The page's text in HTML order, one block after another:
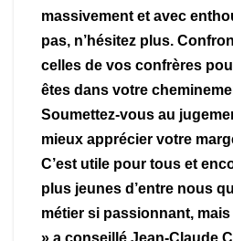
massivement et avec
pas, n’hésitez plus.
celles de vos confrères
êtes dans votre
Soumettez-vous au
mieux apprécier votre
C’est utile pour tous et
plus jeunes d’entre nous
métier si passionnant,
» a conseillé Jean-Claude